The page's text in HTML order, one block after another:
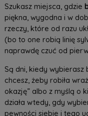
Szukasz miejsca, gdzie
piękna, wygodna i w
rzeczy, które od razu
(bo to one robią linię
naprawdę czuć od
Są dni, kiedy
chcesz, żeby robiła
okazję” albo z myślą o
działa wtedy, gdy
pewności siebie i tego